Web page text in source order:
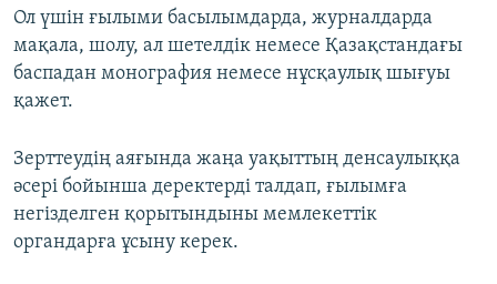
Ол үшін ғылыми басылымдарда, журналдарда
мақала, шолу, ал шетелдік немесе Қазақстандағы
баспадан монография немесе нұсқаулық шығуы
қажет.
Зерттеудің аяғында жаңа уақыттың денсаулыққа
әсері бойынша деректерді талдап, ғылымға
негізделген қорытындыны мемлекеттік
органдарға ұсыну керек.